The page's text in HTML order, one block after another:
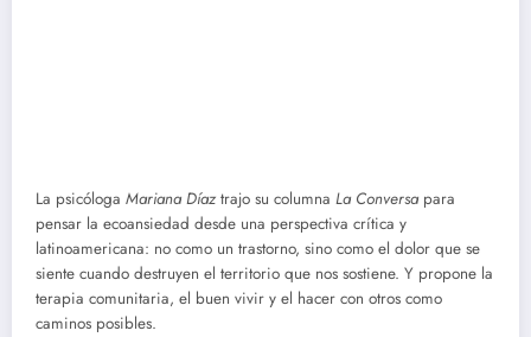
La psicóloga Mariana Díaz trajo su columna La Conversapara
pensar la ecoansiedad desde una perspectiva crítica y
latinoamericana: no como un trastorno, sino como el dolor que se
siente cuando destruyen el territorio que nos sostiene. Y propone la
terapia comunitaria, el buen vivir y el hacer con otros como
caminos posibles.